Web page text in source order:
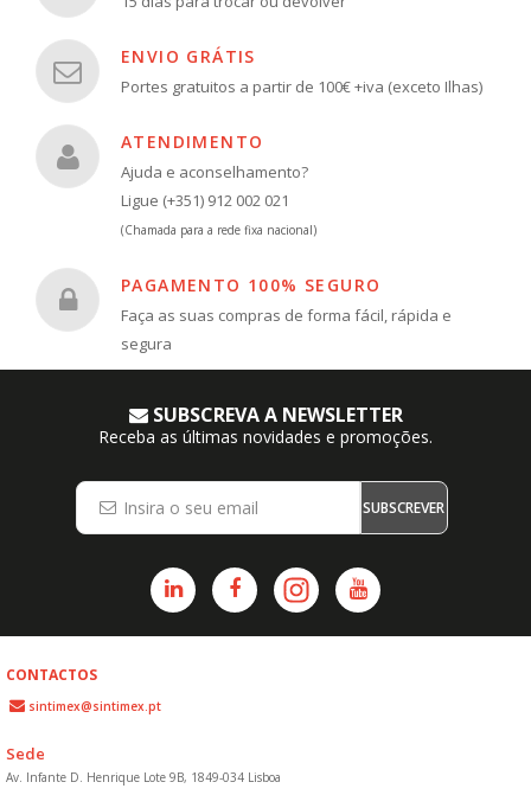
ENVIO GRÁTIS
Portes gratuitos a partir de 100€ +iva (exceto Ilhas)
ATENDIMENTO
Ajuda e aconselhamento?
Ligue (+351) 912 002 021
(Chamada para a rede fixa nacional)
PAGAMENTO 100% SEGURO
Faça as suas compras de forma fácil, rápida e
segura
SUBSCREVA A NEWSLETTER
Receba as últimas novidades e promoções.
SUBSCREVER
CONTACTOS
sintimex@sintimex.pt
Sede
Av. Infante D. Henrique Lote 9B, 1849-034 Lisboa